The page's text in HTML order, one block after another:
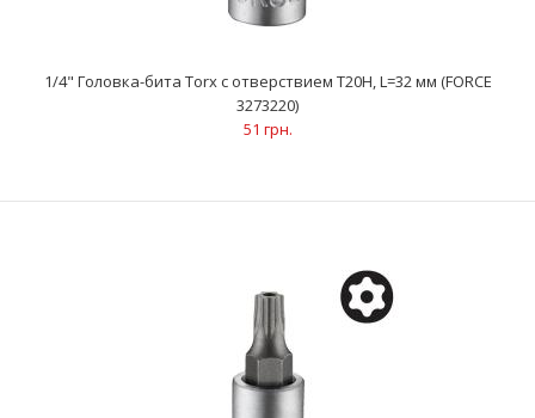
..
1/4" Головка-бита Torx с отверствием Т20Н, L=32 мм (FORCE
3273220)
51 грн.